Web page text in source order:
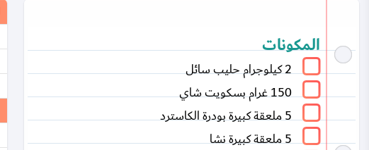
المكونات
2 كيلوجرام حليب سائل
150 غرام بسكويت شاي
5 ملعقة كبيرة بودرة الكاسترد
5 ملعقة كبيرة نشا